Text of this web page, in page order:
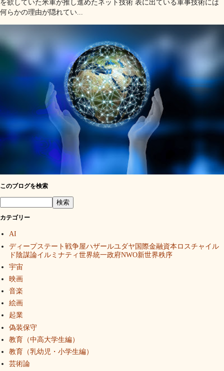
を欲していた米軍が推し進めたネット技術 表に出ている軍事技術には
何らかの理由が隠れてい...
このブログを検索
カテゴリー
AI
ディープステート戦争屋ハザールユダヤ国際金融資本ロスチャイル
ド陰謀論イルミナティ世界統一政府NWO新世界秩序
宇宙
映画
音楽
絵画
起業
偽装保守
教育（中高大学生編）
教育（乳幼児・小学生編）
芸術論